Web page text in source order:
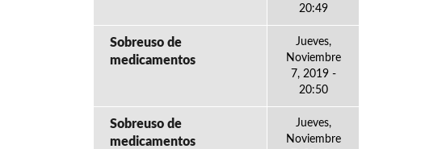
20:49
Sobreuso de
medicamentos
Jueves,
Noviembre
7, 2019 -
20:50
Sobreuso de
medicamentos
Jueves,
Noviembre